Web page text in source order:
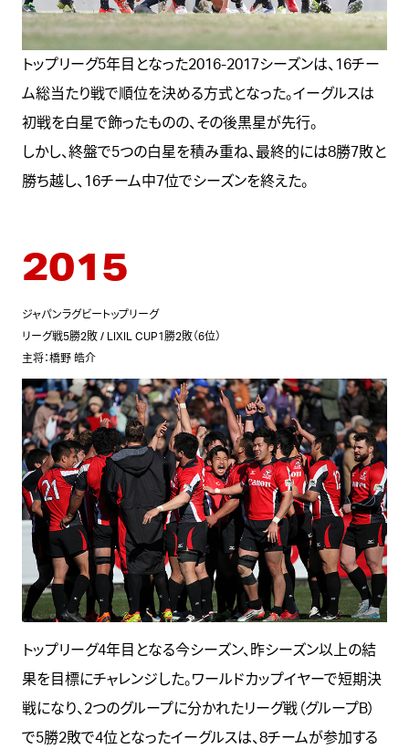
トップリーグ5年目となった2016-2017シーズンは、16チー
ム総当たり戦で順位を決める方式となった。イーグルスは
初戦を白星で飾ったものの、その後黒星が先行。
しかし、終盤で5つの白星を積み重ね、最終的には8勝7敗と
勝ち越し、16チーム中7位でシーズンを終えた。
2015
ジャパンラグビートップリーグ
リーグ戦5勝2敗 / LIXIL CUP1勝2敗（6位）
主将：橋野 皓介
トップリーグ4年目となる今シーズン、昨シーズン以上の結
果を目標にチャレンジした。ワールドカップイヤーで短期決
戦になり、2つのグループに分かれたリーグ戦（グループB）
で5勝2敗で4位となったイーグルスは、8チームが参加する